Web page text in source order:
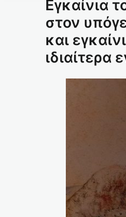
Eγκαίνια
στον
και